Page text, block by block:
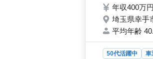
年収400万
埼玉県幸手
平均年齢
50代活躍中 車